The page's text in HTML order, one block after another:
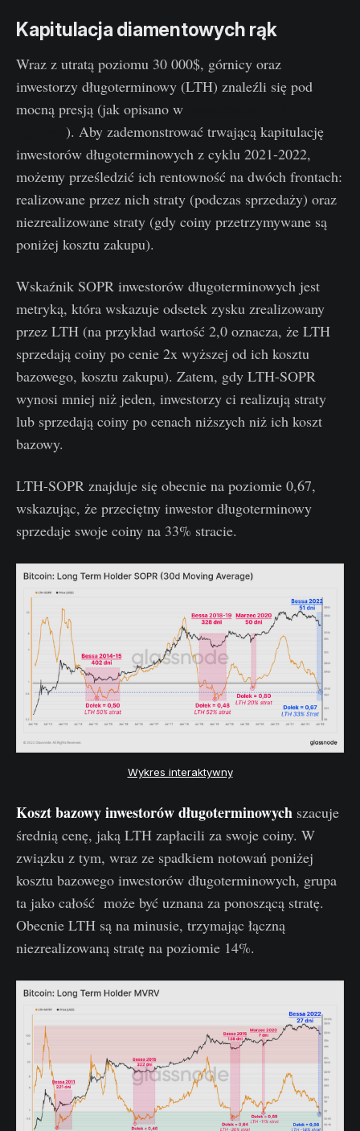
Kapitulacja diamentowych rąk
Wraz z utratą poziomu 30 000$, górnicy oraz
inwestorzy długoterminowy (LTH) znaleźli się pod
mocną presją (jak opisano w
). Aby zademonstrować trwającą kapitulację
inwestorów długoterminowych z cyklu 2021-2022,
możemy prześledzić ich rentowność na dwóch frontach:
realizowane przez nich straty (podczas sprzedaży) oraz
niezrealizowane straty (gdy coiny przetrzymywane są
poniżej kosztu zakupu).
Wskaźnik SOPR inwestorów długoterminowych jest
metryką, która wskazuje odsetek zysku zrealizowany
przez LTH (na przykład wartość 2,0 oznacza, że LTH
sprzedają coiny po cenie 2x wyższej od ich kosztu
bazowego, kosztu zakupu). Zatem, gdy LTH-SOPR
wynosi mniej niż jeden, inwestorzy ci realizują straty
lub sprzedają coiny po cenach niższych niż ich koszt
bazowy.
LTH-SOPR znajduje się obecnie na poziomie 0,67,
wskazując, że przeciętny inwestor długoterminowy
sprzedaje swoje coiny na 33% stracie.
Wykres interaktywny
Koszt bazowy inwestorów długoterminowych szacuje
średnią cenę, jaką LTH zapłacili za swoje coiny. W
związku z tym, wraz ze spadkiem notowań poniżej
kosztu bazowego inwestorów długoterminowych, grupa
ta jako całość może być uznana za ponoszącą stratę.
Obecnie LTH są na minusie, trzymając łączną
niezrealizowaną stratę na poziomie 14%.